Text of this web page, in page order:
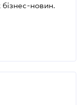
бізнес-новин.